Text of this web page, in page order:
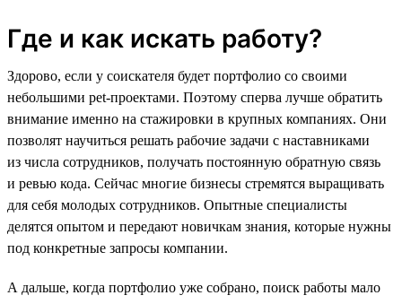
Где и как искать работу?
Здорово, если у соискателя будет портфолио со своими
небольшими pet-проектами. Поэтому сперва лучше обратить
внимание именно на стажировки в крупных компаниях. Они
позволят научиться решать рабочие задачи с наставниками
из числа сотрудников, получать постоянную обратную связь
и ревью кода. Сейчас многие бизнесы стремятся выращивать
для себя молодых сотрудников. Опытные специалисты
делятся опытом и передают новичкам знания, которые нужны
под конкретные запросы компании.
А дальше, когда портфолио уже собрано, поиск работы мало